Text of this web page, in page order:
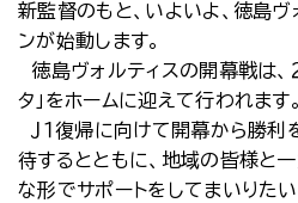
新監督のもと、いよいよ、徳島ヴ
ンが始動します。
徳島ヴォルティスの開幕戦は、
タ」をホームに迎えて行われます。
Ｊ１復帰に向けて開幕から勝利
待するとともに、地域の皆様と
な形でサポートをしてまいりたい